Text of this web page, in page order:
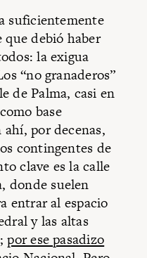
suficientemente
debió haber
la exigua
“no granaderos”
de Palma, casi en
base
por decenas,
contingentes de
clave es la calle
donde suelen
entrar al espacio
y las altas
por ese pasadizo